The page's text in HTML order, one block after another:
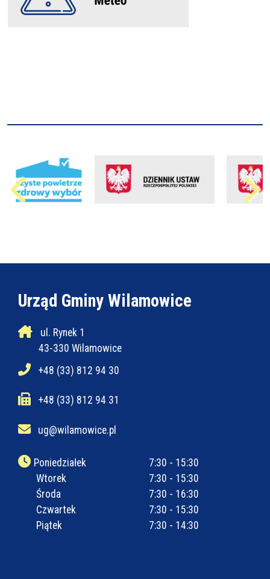
Urząd Gminy Wilamowice
ul. Rynek 1
43-330 Wilamowice
+48 (33) 812 94 30
+48 (33) 812 94 31
ug@wilamowice.pl
Poniedziałek
7:30 - 15:30
Wtorek
7:30 - 15:30
Środa
7:30 - 16:30
Czwartek
7:30 - 15:30
Piątek
7:30 - 14:30